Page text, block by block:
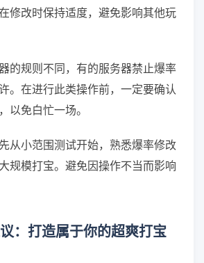
修改时保持适度，避免影响其他玩
的规则不同，有的服务器禁止爆率
。在进行此类操作前，一定要确认
以免白忙一场。
从小范围测试开始，熟悉爆率修改
规模打宝。避免因操作不当而影响
：打造属于你的超爽打宝